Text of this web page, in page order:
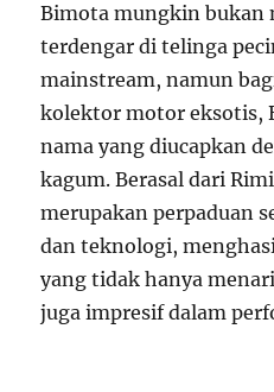
Bimota mungkin bukan
terdengar di telinga
mainstream, namun
kolektor motor eksotis,
nama yang diucapkan
kagum. Berasal dari
merupakan perpaduan
dan teknologi,
yang tidak hanya
juga impresif dalam